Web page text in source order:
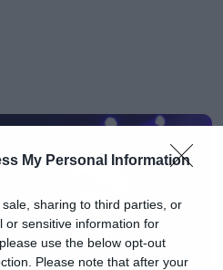
My Personal Information
sharing to third parties, or
or sensitive information for
use the below opt-out
Please note that after your
of a Down και
κατάσταση.